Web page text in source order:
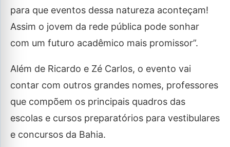
para que eventos dessa natureza aconteçam!
Assim o jovem da rede pública pode sonhar
com um futuro acadêmico mais promissor”.
Além de Ricardo e Zé Carlos, o evento vai
contar com outros grandes nomes, professores
que compõem os principais quadros das
escolas e cursos preparatórios para vestibulares
e concursos da Bahia.